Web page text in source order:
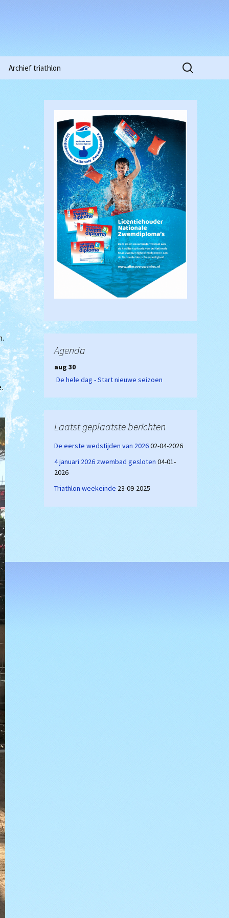
Clubkampioenschappen
Waterpolowedstrijd
Heren (18-03-2017)
Clubkampioenschappen
2018
Archief triathlon
Zoeken
naar:
Agenda
aug 30
De hele dag - Start nieuwe seizoen
Laatst geplaatste berichten
De eerste wedstijden van 202602-04-2026
4 januari 2026 zwembad gesloten 04-01-
2026
Triathlon weekeinde 23-09-2025